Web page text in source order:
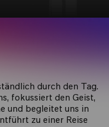
durch den Tag.
fokussiert den Geist,
und begleitet uns in
zu einer Reise